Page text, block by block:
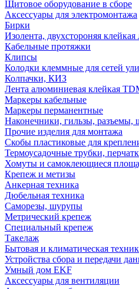
Щитовое оборудование в сборе
Аксессуары для электромонтажа
Бирки
Изолента, двухстороняя клейкая
Кабельные протяжки
Клипсы
Колодки клеммные для сетей
Колпачки, КИЗ
Лента алюминиевая клейкая
Маркеры кабельные
Маркеры перманентные
Наконечники, гильзы,
Прочие изделия для монтажа
Скобы пластиковые для
Термоусадочные трубки,
Хомуты и самоклеющиеся
Крепеж и метизы
Анкерная техника
Дюбельная техника
Саморезы, шурупы
Метрический крепеж
Специальный крепеж
Такелаж
Бытовая и климатическая
Устройства сбора и передачи
Умный дом EKF
Аксессуары для вентиляции